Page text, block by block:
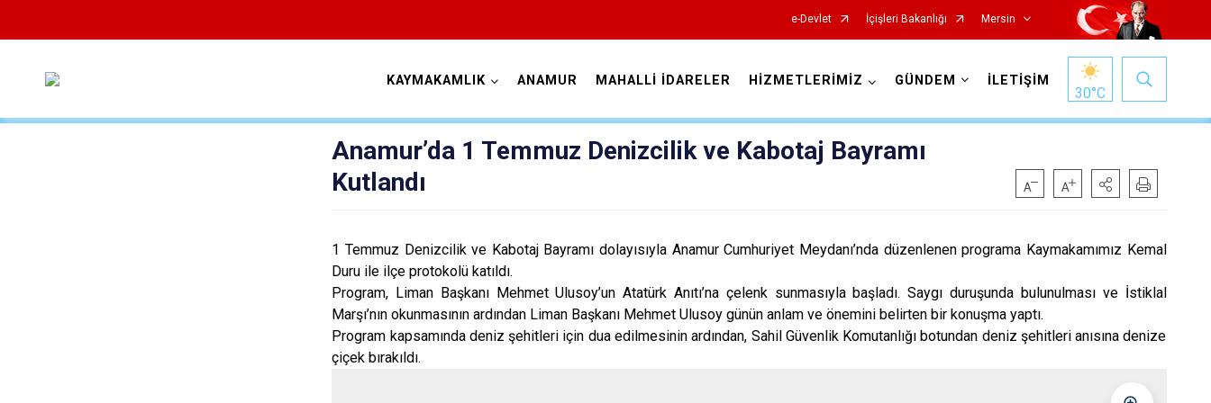
e-Devlet İçişleri Bakanlığı Mersin
Anamur
Aydıncık
Bozyazı
Silifke
Tarsus
Akdeniz
KAYMAKAMLIK ANAMUR MAHALLİ İDARELER HİZMETLERİMİZ GÜNDEM İLETİŞİM
30°C
Anamur’da 1 Temmuz Denizcilik ve Kabotaj Bayramı
Kutlandı
1 Temmuz Denizcilik ve Kabotaj Bayramı dolayısıyla Anamur Cumhuriyet Meydanı’nda düzenlenen programa Kaymakamımız Kemal
Duru ile ilçe protokolü katıldı.
Program, Liman Başkanı Mehmet Ulusoy’un Atatürk Anıtı’na çelenk sunmasıyla başladı. Saygı duruşunda bulunulması ve İstiklal
Marşı’nın okunmasının ardından Liman Başkanı Mehmet Ulusoy günün anlam ve önemini belirten bir konuşma yaptı.
Program kapsamında deniz şehitleri için dua edilmesinin ardından, Sahil Güvenlik Komutanlığı botundan deniz şehitleri anısına denize
çiçek bırakıldı.